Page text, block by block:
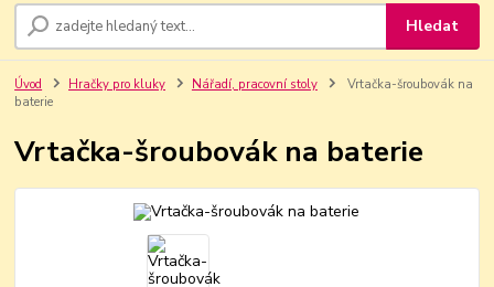
Hledat
Úvod Hračky pro kluky Nářadí, pracovní stoly
Vrtačka-šroubovák na
baterie
Vrtačka-šroubovák na baterie